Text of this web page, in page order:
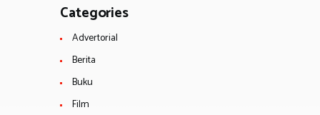
Categories
Advertorial
Berita
Buku
Film